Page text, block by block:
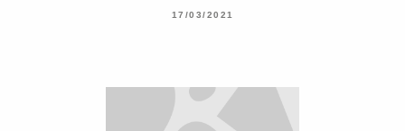
17/03/2021